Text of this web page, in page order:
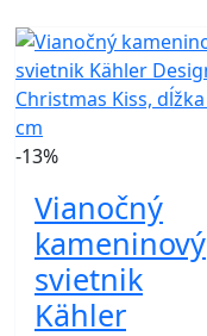
-13%
Vianočný
kameninový
svietnik
Kähler